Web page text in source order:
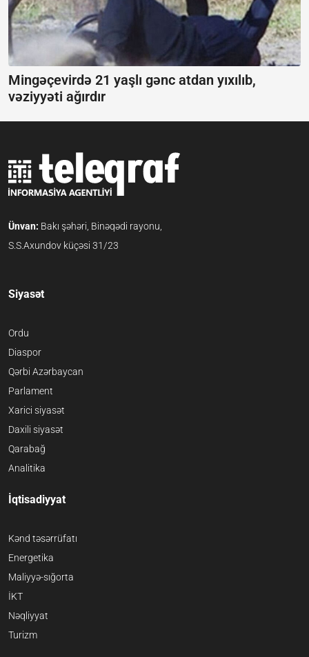
Mingəçevirdə 21 yaşlı gənc atdan yıxılıb,
vəziyyəti ağırdır
Ünvan: Bakı şəhəri, Binəqədi rayonu,
S.S.Axundov küçəsi 31/23
Siyasət
Ordu
Diaspor
Qərbi Azərbaycan
Parlament
Xarici siyasət
Daxili siyasət
Qarabağ
Analitika
İqtisadiyyat
Kənd təsərrüfatı
Energetika
Maliyyə-sığorta
İKT
Nəqliyyat
Turizm